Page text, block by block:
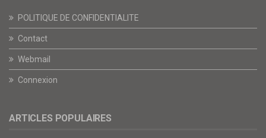
POLITIQUE DE CONFIDENTIALITE
Contact
Webmail
Connexion
ARTICLES POPULAIRES